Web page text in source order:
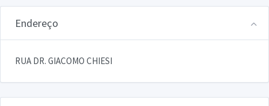
Endereço
RUA DR. GIACOMO CHIESI